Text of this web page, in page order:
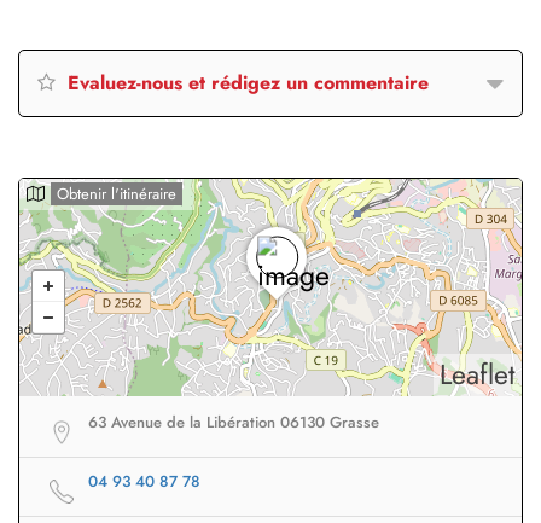
Evaluez-nous et rédigez un commentaire
Leaflet
Obtenir l'itinéraire
63 Avenue de la Libération 06130 Grasse
04 93 40 87 78